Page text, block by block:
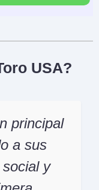
USA?
principal
a sus
y